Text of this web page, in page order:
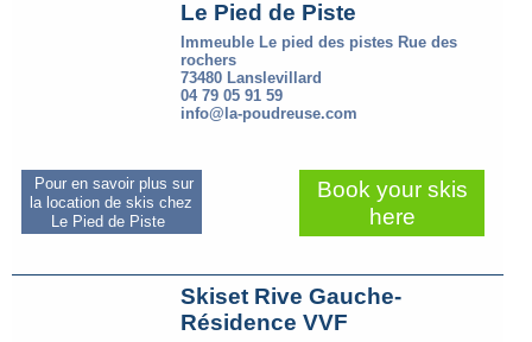
Le Pied de Piste
Immeuble Le pied des pistes Rue des
rochers
73480 Lanslevillard
04 79 05 91 59
info@la-poudreuse.com
Pour en savoir plus sur
la location de skis chez
Le Pied de Piste
Book your skis
here
Skiset Rive Gauche-
Résidence VVF